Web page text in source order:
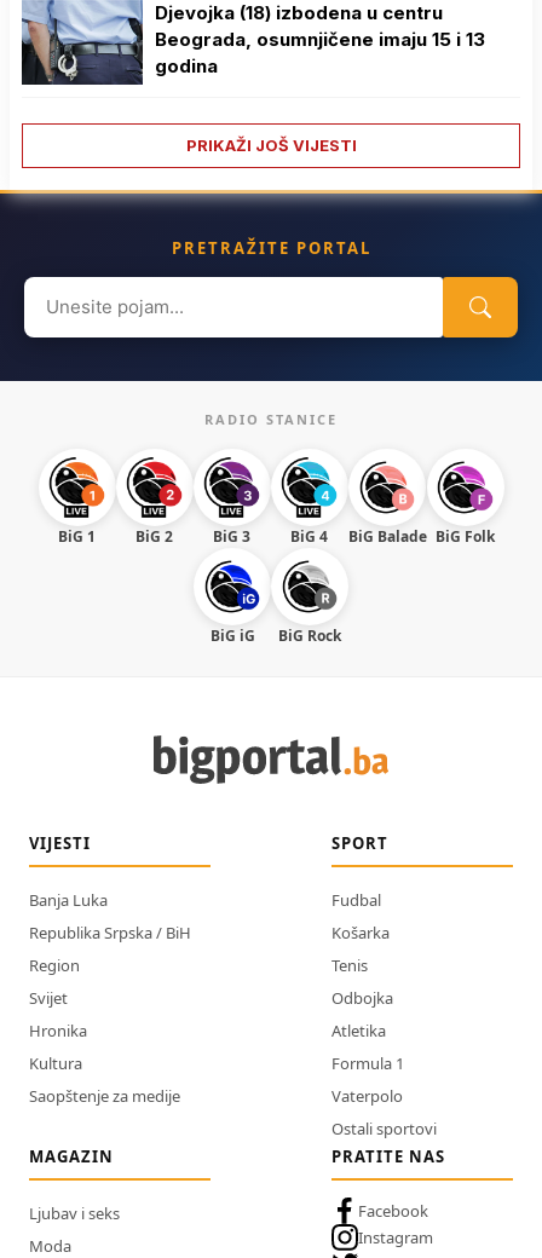
Djevojka (18) izbodena u centru
Beograda, osumnjičene imaju 15 i 13
godina
PRIKAŽI JOŠ VIJESTI
PRETRAŽITE PORTAL
Search
for:
RADIO STANICE
BiG 1 BiG 2 BiG 3 BiG 4 BiG Balade BiG Folk
BiG iG BiG Rock
VIJESTI
Banja Luka
Republika Srpska / BiH
Region
Svijet
Hronika
Kultura
Saopštenje za medije
SPORT
Fudbal
Košarka
Tenis
Odbojka
Atletika
Formula 1
Vaterpolo
Ostali sportovi
MAGAZIN
Ljubav i seks
Moda
PRATITE NAS
Facebook
Instagram